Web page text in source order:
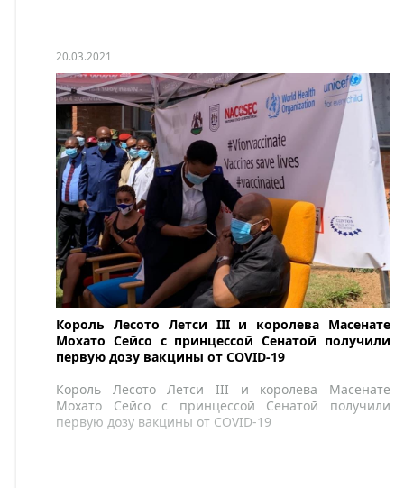
20.03.2021
Король Лесото Летси III и королева Масенате
Мохато Сейсо с принцессой Сенатой получили
первую дозу вакцины от COVID-19
Король Лесото Летси III и королева Масенате
Мохато Сейсо с принцессой Сенатой получили
первую дозу вакцины от COVID-19